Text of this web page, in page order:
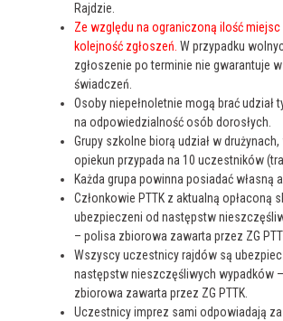
II Wakacyjny
Rajd Pieszy
01.08.2026
XLVII Zlot
Oddziału
Koszalińskiego
PTTK z okazji
Światowego
Dnia Turystyki
26.09.2026
XIV Jesienny
Rajd Pieszy
24.10.2026
XXXIV Rajd
Pieszy
"ANDRZEJKI
21.11.2026
Rajdzie.
Ze względu na ograniczoną ilość miejsc
kolejność zgłoszeń. W przypadku
zgłoszenie po terminie nie gwarantuje
świadczeń.
Osoby niepełnoletnie mogą brać udział
na odpowiedzialność osób dorosłych.
Grupy szkolne biorą udział w drużynach,
opiekun przypada na 10 uczestników
Każda grupa powinna posiadać własną
Członkowie PTTK z aktualną opłaconą
ubezpieczeni od następstw
– polisa zbiorowa zawarta przez ZG
Wszyscy uczestnicy rajdów są
następstw nieszczęśliwych wypadków
zbiorowa zawarta przez ZG PTTK.
Uczestnicy imprez sami odpowiadają